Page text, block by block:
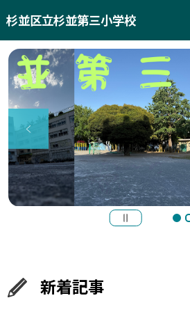
杉並区立杉並第三小学校
新着記事